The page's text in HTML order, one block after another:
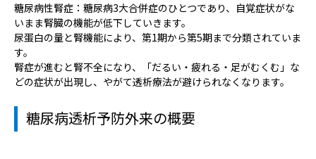
当院の魅力
よくある質問
ご意見箱
糖尿病性腎症：糖尿病3大合併症のひとつであり、自覚症状がな
いまま腎臓の機能が低下していきます。
尿蛋白の量と腎機能により、第1期から第5期まで分類されていま
す。
腎症が進むと腎不全になり、「だるい・疲れる・足がむくむ」な
どの症状が出現し、やがて透析療法が避けられなくなります。
糖尿病透析予防外来の概要